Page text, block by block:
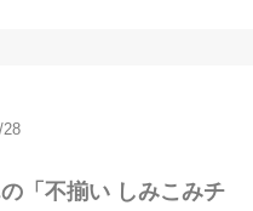
28
「不揃い しみこみチ